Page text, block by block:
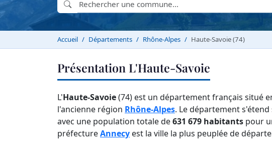
Accueil Départements Rhône-Alpes Haute-Savoie (74)
Présentation L'Haute-Savoie
L'Haute-Savoie(74) est un département français situé
l'ancienne région Rhône-Alpes. Le département s'étend
avec une population totale de631 679 habitants pour
préfectureAnnecy est la ville la plus peuplée de